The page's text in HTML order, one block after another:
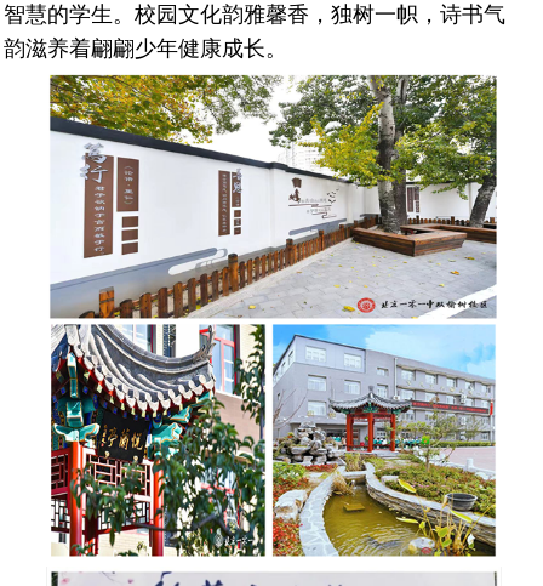
智慧的学生。校园文化韵雅馨香，独树一帜，诗书气
韵滋养着翩翩少年健康成长。